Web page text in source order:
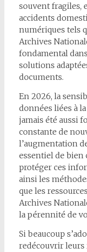
souvent fragiles,
accidents
numériques tels
Archives
fondamental
solutions
documents.
En 2026, la
données liées à
jamais été aussi
constante de
l’augmentation
essentiel de
protéger ces
ainsi les
que les
Archives
la pérennité de
Si beaucoup
redécouvrir leurs